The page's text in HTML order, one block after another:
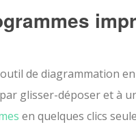
de diagrammation
glisser-déposer et à
en quelques clics